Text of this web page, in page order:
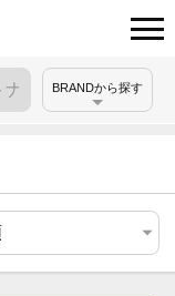
BRANDから探す